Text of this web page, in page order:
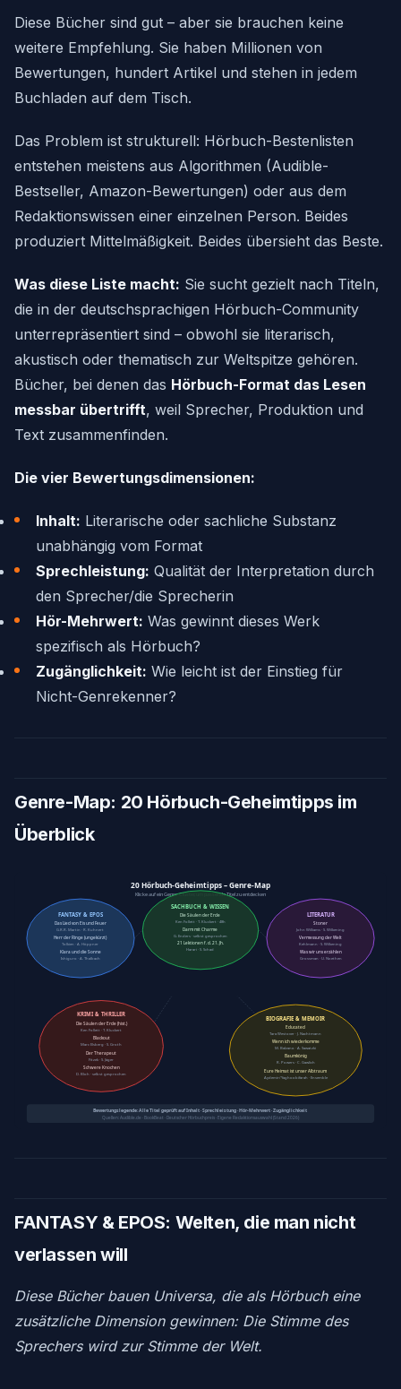
Diese Bücher sind gut – aber sie brauchen keine
weitere Empfehlung. Sie haben Millionen von
Bewertungen, hundert Artikel und stehen in jedem
Buchladen auf dem Tisch.
Das Problem ist strukturell: Hörbuch-Bestenlisten
entstehen meistens aus Algorithmen (Audible-
Bestseller, Amazon-Bewertungen) oder aus dem
Redaktionswissen einer einzelnen Person. Beides
produziert Mittelmäßigkeit. Beides übersieht das Beste.
Was diese Liste macht: Sie sucht gezielt nach Titeln,
die in der deutschsprachigen Hörbuch-Community
unterrepräsentiert sind – obwohl sie literarisch,
akustisch oder thematisch zur Weltspitze gehören.
Bücher, bei denen das Hörbuch-Format das Lesen
messbar übertrifft, weil Sprecher, Produktion und
Text zusammenfinden.
Die vier Bewertungsdimensionen:
Inhalt: Literarische oder sachliche Substanz
unabhängig vom Format
Sprechleistung: Qualität der Interpretation durch
den Sprecher/die Sprecherin
Hör-Mehrwert: Was gewinnt dieses Werk
spezifisch als Hörbuch?
Zugänglichkeit: Wie leicht ist der Einstieg für
Nicht-Genrekenner?
Genre-Map: 20 Hörbuch-Geheimtipps im
Überblick
20 Hörbuch-Geheimtipps – Genre-Map
Klicke auf ein Genre-Cluster, um passende Titel zu entdecken
FANTASY & EPOS
Das Lied von Eis und Feuer
G.R.R. Martin · R. Kuhnert
Herr der Ringe (ungekürzt)
Tolkien · A. Höppner
Klara und die Sonne
Ishiguro · A. Thalbach
SACHBUCH & WISSEN
Die Säulen der Erde
Ken Follett · T. Kluckert · 48h
Darm mit Charme
G. Enders · selbst gesprochen
21 Lektionen f. d. 21. Jh.
Harari · S. Schad
LITERATUR
Stoner
John Williams · S. Wilkening
Vermessung der Welt
Kehlmann · S. Wilkening
Was wir uns erzählen
Grossman · U. Noethen
KRIMI & THRILLER
Die Säulen der Erde (hist.)
Ken Follett · T. Kluckert
Blackout
Marc Elsberg · S. Groth
Der Therapeut
Fitzek · S. Jäger
Schwere Knochen
D. Bloh · selbst gesprochen
BIOGRAFIE & MEMOIR
Educated
Tara Westover · J. Nachtmann
Wenn ich wiederkomme
M. Balzano · A. Sawatzki
Baumkönig
R. Powers · C. Gawlich
Eure Heimat ist unser Albtraum
Aydemir/Yaghoobifarah · Ensemble
Bewertungslegende: Alle Titel geprüft auf Inhalt · Sprechleistung · Hör-Mehrwert · Zugänglichkeit
Quellen: Audible.de · BookBeat · Deutscher Hörbuchpreis · Eigene Redaktionsauswahl (Stand 2026)
FANTASY & EPOS: Welten, die man nicht
verlassen will
Diese Bücher bauen Universa, die als Hörbuch eine
zusätzliche Dimension gewinnen: Die Stimme des
Sprechers wird zur Stimme der Welt.